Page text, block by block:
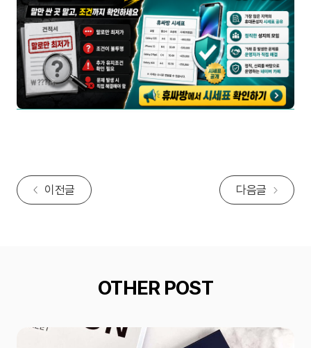
이전글 다음글
OTHER POST